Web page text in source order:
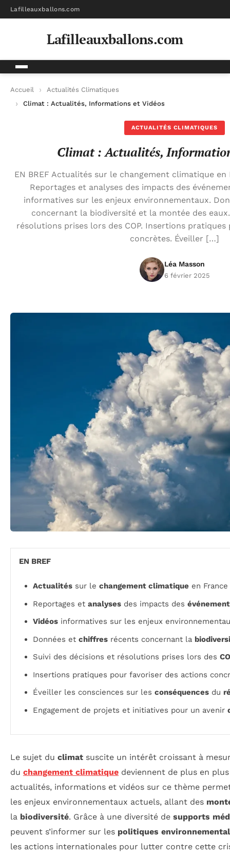
Lafilleauxballons.com
Lafilleauxballons.com
Accueil
Actualités Climatiques
Climat : Actualités, Informations et Vidéos
ACTUALITÉS CLIMATIQUES
Climat : Actualités,
EN BREF Actualités sur le changement climatique
Reportages et analyses des impacts des
informatives sur les enjeux environnementaux.
concernant la biodiversité et la montée des
résolutions prises lors des COP. Insertions
concrètes. Éveiller […]
Léa Masson
6 février 2025
EN BREF
Actualités sur le changement climatique en
Reportages et analyses des impacts des
Vidéos informatives sur les enjeux
Données et chiffres récents concernant la
Suivi des décisions et résolutions prises lors des
Insertions pratiques pour favoriser des actions
Éveiller les consciences sur les conséquences du
Engagement de projets et initiatives pour un avenir
Le sujet du climat suscite un intérêt croissant à
du changement climatique deviennent de plus en
actualités, informations et vidéos sur ce thème
les enjeux environnementaux actuels, allant des
la biodiversité. Grâce à une diversité de supports
peuvent s’informer sur les politiques
les actions internationales pour lutter contre cette